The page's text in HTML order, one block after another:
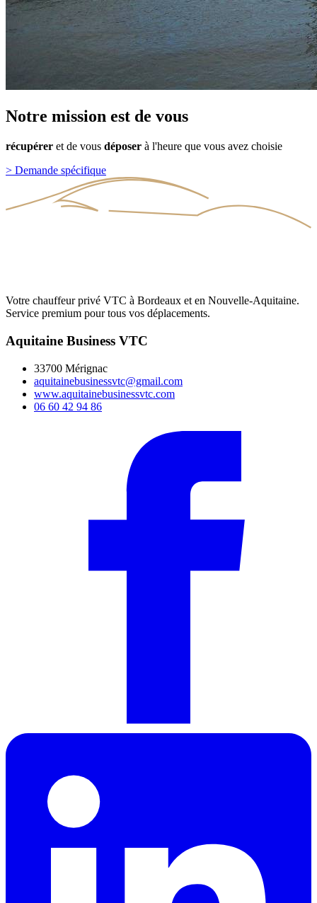
Notre mission est de vous
récupérer et de vous déposer à l'heure que vous avez choisie
> Demande spécifique
Votre chauffeur privé VTC à Bordeaux et en Nouvelle-Aquitaine.
Service premium pour tous vos déplacements.
Aquitaine Business VTC
33700 Mérignac
aquitainebusinessvtc@gmail.com
www.aquitainebusinessvtc.com
06 60 42 94 86